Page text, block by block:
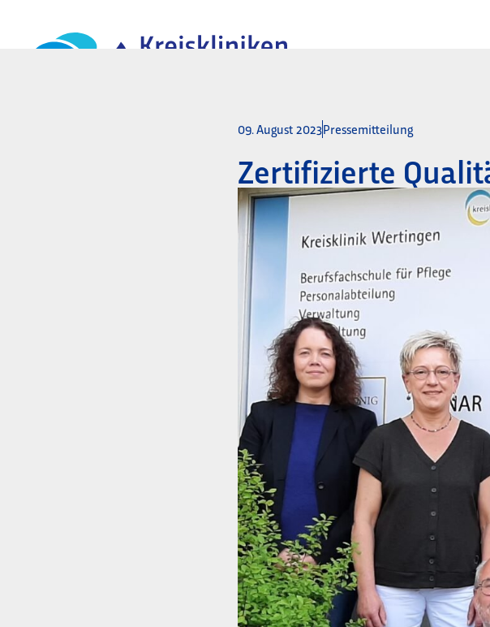
09. August 2023Pressemitteilung
Zertifizierte